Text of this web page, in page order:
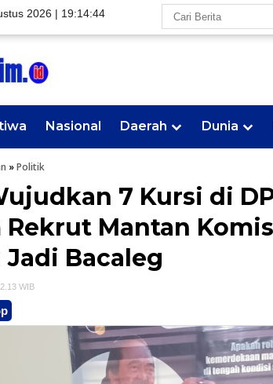
2026 | 19:14:45
Nasional Daerah Dunia
»Politik
7 Kursi di
Rekrut Mantan
Jadi Bacaleg
WIB